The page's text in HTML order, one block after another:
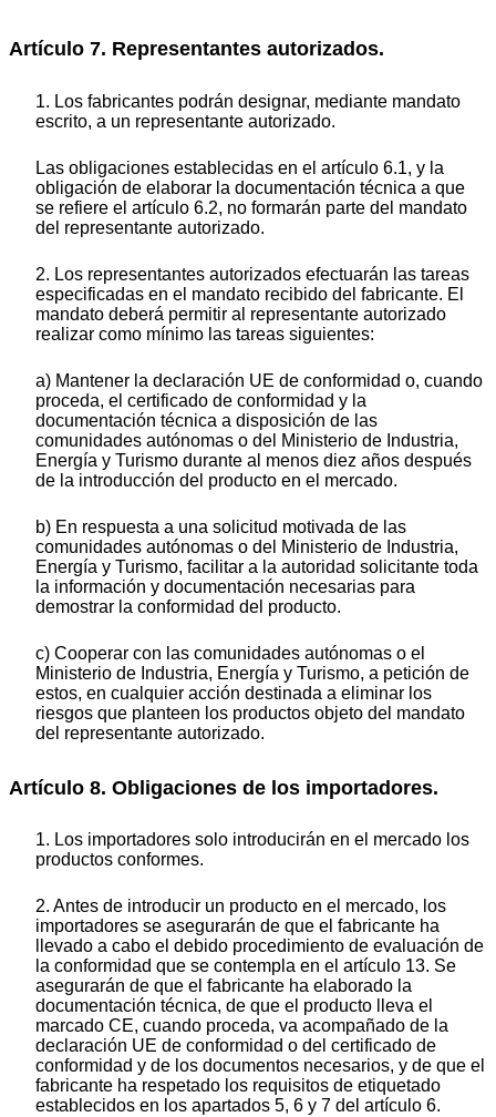
Artículo 7. Representantes autorizados.
1. Los fabricantes podrán designar, mediante mandato
escrito, a un representante autorizado.
Las obligaciones establecidas en el artículo 6.1, y la
obligación de elaborar la documentación técnica a que
se refiere el artículo 6.2, no formarán parte del mandato
del representante autorizado.
2. Los representantes autorizados efectuarán las tareas
especificadas en el mandato recibido del fabricante. El
mandato deberá permitir al representante autorizado
realizar como mínimo las tareas siguientes:
a) Mantener la declaración UE de conformidad o, cuando
proceda, el certificado de conformidad y la
documentación técnica a disposición de las
comunidades autónomas o del Ministerio de Industria,
Energía y Turismo durante al menos diez años después
de la introducción del producto en el mercado.
b) En respuesta a una solicitud motivada de las
comunidades autónomas o del Ministerio de Industria,
Energía y Turismo, facilitar a la autoridad solicitante toda
la información y documentación necesarias para
demostrar la conformidad del producto.
c) Cooperar con las comunidades autónomas o el
Ministerio de Industria, Energía y Turismo, a petición de
estos, en cualquier acción destinada a eliminar los
riesgos que planteen los productos objeto del mandato
del representante autorizado.
Artículo 8. Obligaciones de los importadores.
1. Los importadores solo introducirán en el mercado los
productos conformes.
2. Antes de introducir un producto en el mercado, los
importadores se asegurarán de que el fabricante ha
llevado a cabo el debido procedimiento de evaluación de
la conformidad que se contempla en el artículo 13. Se
asegurarán de que el fabricante ha elaborado la
documentación técnica, de que el producto lleva el
marcado CE, cuando proceda, va acompañado de la
declaración UE de conformidad o del certificado de
conformidad y de los documentos necesarios, y de que el
fabricante ha respetado los requisitos de etiquetado
establecidos en los apartados 5, 6 y 7 del artículo 6.